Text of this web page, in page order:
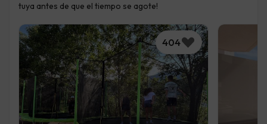
tuya antes de que el tiempo se agote!
404